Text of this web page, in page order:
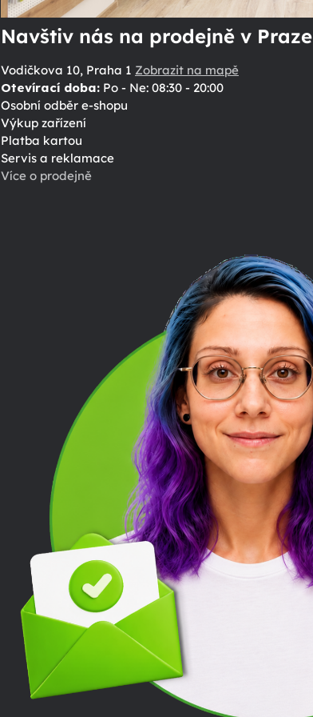
Navštiv nás na prodejně v Praze
Vodičkova 10, Praha 1 Zobrazit na mapě
Otevírací doba:Po - Ne: 08:30 - 20:00
Osobní odběr e-shopu
Výkup zařízení
Platba kartou
Servis a reklamace
Více o prodejně